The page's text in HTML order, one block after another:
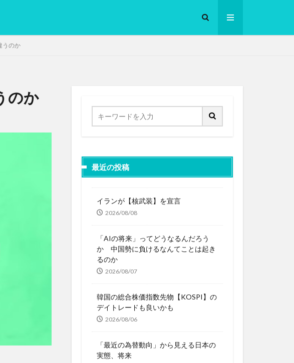
うのか
のか
最近の投稿
イランが【核武装】を宣言
2026/08/08
「AIの将来」ってどうなるんだろう
か 中国勢に負けるなんてことは起き
るのか
2026/08/07
韓国の総合株価指数先物【KOSPI】の
デイトレードも良いかも
2026/08/06
「最近の為替動向」から見える日本の
実態、将来
ト
低温調理・スロークッカー